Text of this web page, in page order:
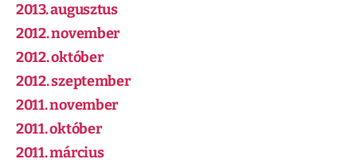
2013. augusztus
2012. november
2012. október
2012. szeptember
2011. november
2011. október
2011. március